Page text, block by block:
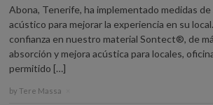
Abona, Tenerife, ha implementado medidas
acústico para mejorar la experiencia en su
confianza en nuestro material Sontect®, de
absorción y mejora acústica para locales,
permitido […]
by Tere Massa